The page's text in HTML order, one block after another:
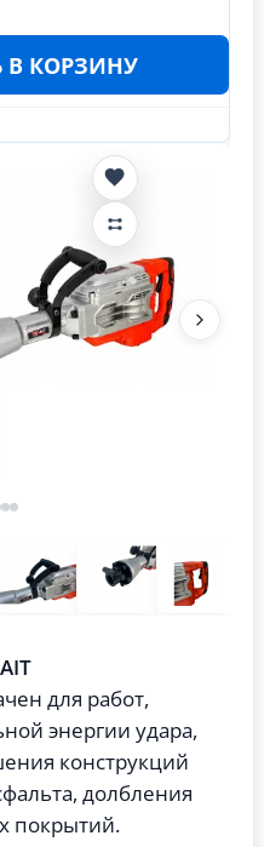
В КОРЗИНУ
для работ,
энергии удара,
конструкций
долбления
покрытий.